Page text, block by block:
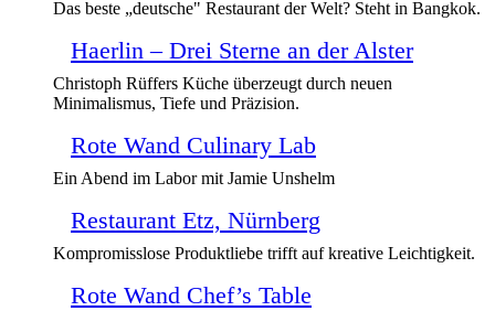
Das beste „deutsche" Restaurant der Welt? Steht in Bangkok.
Haerlin – Drei Sterne an der Alster
Christoph Rüffers Küche überzeugt durch neuen
Minimalismus, Tiefe und Präzision.
Rote Wand Culinary Lab
Ein Abend im Labor mit Jamie Unshelm
Restaurant Etz, Nürnberg
Kompromisslose Produktliebe trifft auf kreative Leichtigkeit.
Rote Wand Chef’s Table